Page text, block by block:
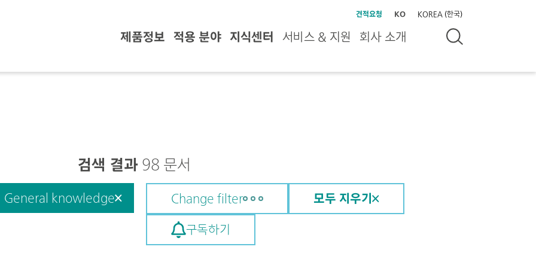
견적요청 KO KOREA (한국)
제품정보 적용 분야 지식센터 서비스 & 지원 회사 소개
검색 결과98 문서
General knowledge Change filter 모두 지우기
구독하기